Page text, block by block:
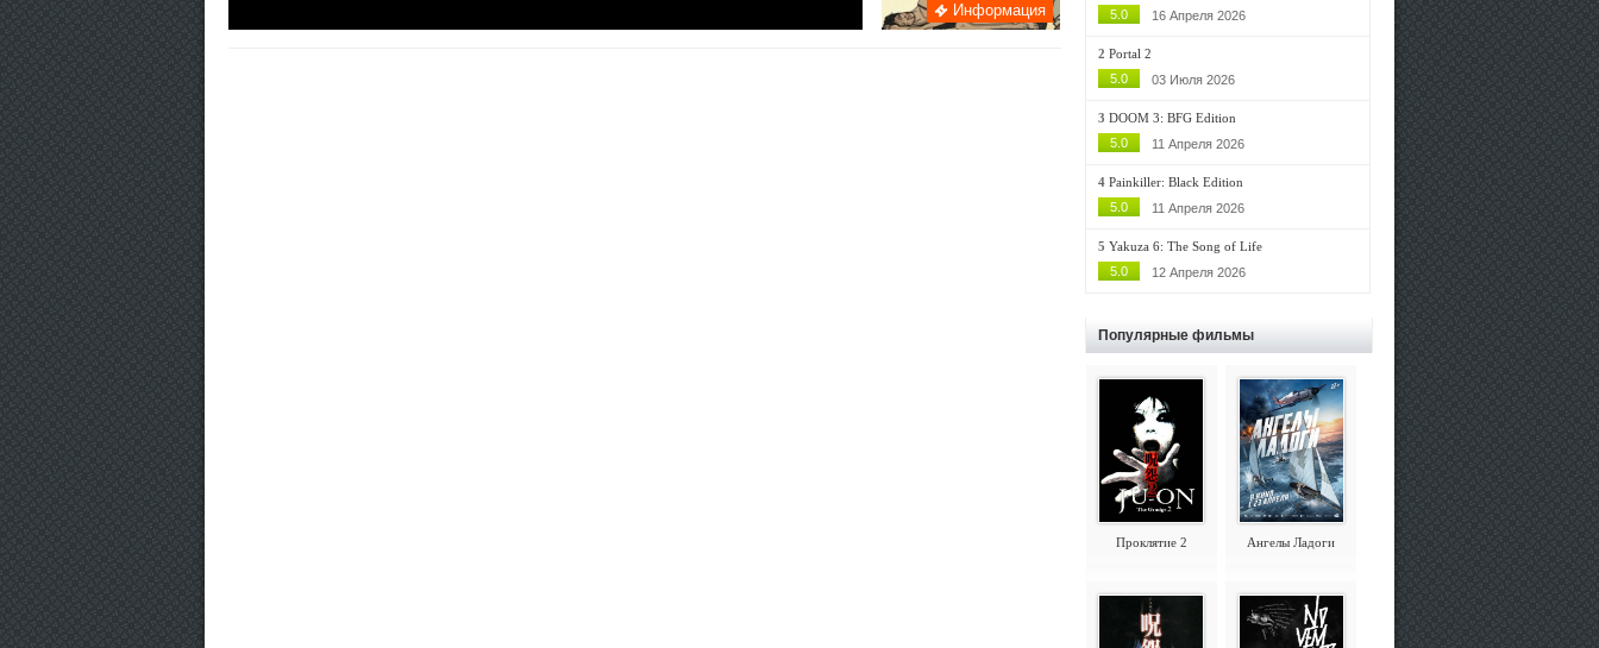
Информация
5.0
16 Апреля 2026
2 Portal 2
5.0
03 Июля 2026
3 DOOM 3: BFG Edition
5.0
11 Апреля 2026
4 Painkiller: Black Edition
5.0
11 Апреля 2026
5 Yakuza 6: The Song of Life
5.0
12 Апреля 2026
Популярные фильмы
Проклятие 2 Ангелы Ладоги